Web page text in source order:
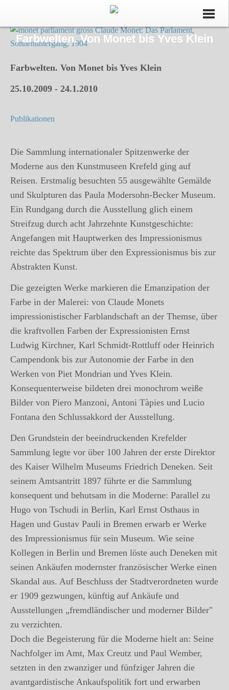
Farbwelten. Von Monet bis Yves Klein
Farbwelten. Von Monet bis Yves Klein
25.10.2009 ‐ 24.1.2010
Publikationen
Die Sammlung internationaler Spitzenwerke der
Moderne aus den Kunstmuseen Krefeld ging auf
Reisen. Erstmalig besuchten 55 ausgewählte Gemälde
und Skulpturen das Paula Modersohn-Becker Museum.
Ein Rundgang durch die Ausstellung glich einem
Streifzug durch acht Jahrzehnte Kunstgeschichte:
Angefangen mit Hauptwerken des Impressionismus
reichte das Spektrum über den Expressionismus bis zur
Abstrakten Kunst.
Die gezeigten Werke markieren die Emanzipation der
Farbe in der Malerei: von Claude Monets
impressionistischer Farblandschaft an der Themse, über
die kraftvollen Farben der Expressionisten Ernst
Ludwig Kirchner, Karl Schmidt-Rottluff oder Heinrich
Campendonk bis zur Autonomie der Farbe in den
Werken von Piet Mondrian und Yves Klein.
Konsequenterweise bildeten drei monochrom weiße
Bilder von Piero Manzoni, Antoni Tàpies und Lucio
Fontana den Schlussakkord der Ausstellung.
Den Grundstein der beeindruckenden Krefelder
Sammlung legte vor über 100 Jahren der erste Direktor
des Kaiser Wilhelm Museums Friedrich Deneken. Seit
seinem Amtsantritt 1897 führte er die Sammlung
konsequent und behutsam in die Moderne: Parallel zu
Hugo von Tschudi in Berlin, Karl Ernst Osthaus in
Hagen und Gustav Pauli in Bremen erwarb er Werke
des Impressionismus für sein Museum. Wie seine
Kollegen in Berlin und Bremen löste auch Deneken mit
seinen Ankäufen modernster französischer Werke einen
Skandal aus. Auf Beschluss der Stadtverordneten wurde
er 1909 gezwungen, künftig auf Ankäufe und
Ausstellungen „fremdländischer und moderner Bilder"
zu verzichten.
Doch die Begeisterung für die Moderne hielt an: Seine
Nachfolger im Amt, Max Creutz und Paul Wember,
setzten in den zwanziger und fünfziger Jahren die
avantgardistische Ankaufspolitik fort und erwarben